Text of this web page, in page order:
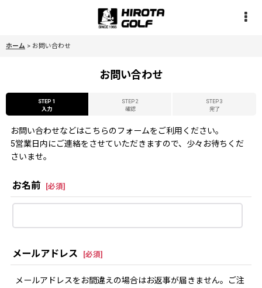
ホーム > お問い合わせ
お問い合わせ
STEP 1
入力
STEP 2
確認
STEP 3
完了
お問い合わせなどはこちらのフォームをご利用ください。
5営業日内にご連絡をさせていただきますので、少々お待ちくだ
さいませ。
お名前 [必須]
メールアドレス [必須]
メールアドレスをお間違えの場合はお返事が届きません。ご注